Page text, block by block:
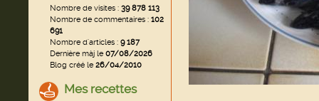
Nombre de visites : 39 878 113
Nombre de commentaires : 102
691
Nombre d'articles : 9 187
Dernière màj le07/08/2026
Blog créé le26/04/2010
Mes recettes